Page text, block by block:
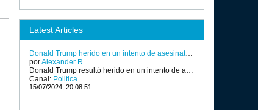
Latest Articles
Donald Trump herido en un intento de asesinato y tiroteo en un mitin en Pensilvania
porAlexander R
Donald Trump resultó herido en un intento de asesinato durante un mitin en Pensilvania el sábado por la noche. Aunque parece que Trump recibió un disparo en la oreja, su equipo de campaña presidencial dijo que se encuentra "bien" después de que valientes agentes del Servicio Secreto lo protegieran rápidamente.
Canal: Politica
15/07/2024, 20:08:51